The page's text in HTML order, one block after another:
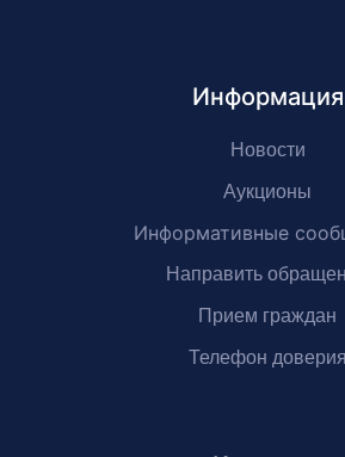
Информация
Новости
Аукционы
Информативные
Направить
Прием граждан
Телефон доверия